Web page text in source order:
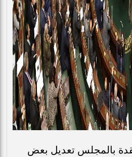
بالمجلس تعديل بعض